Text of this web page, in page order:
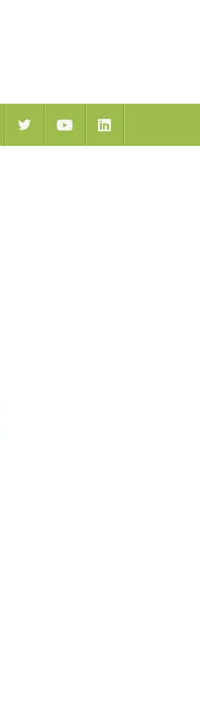
YoutubeLinkedIn